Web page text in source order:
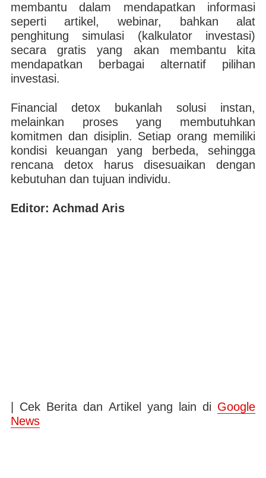
membantu dalam mendapatkan informasi
seperti artikel, webinar, bahkan alat
penghitung simulasi (kalkulator investasi)
secara gratis yang akan membantu kita
mendapatkan berbagai alternatif pilihan
investasi.
Financial detox bukanlah solusi instan,
melainkan proses yang membutuhkan
komitmen dan disiplin. Setiap orang memiliki
kondisi keuangan yang berbeda, sehingga
rencana detox harus disesuaikan dengan
kebutuhan dan tujuan individu.
Editor: Achmad Aris
| Cek Berita dan Artikel yang lain di Google
News